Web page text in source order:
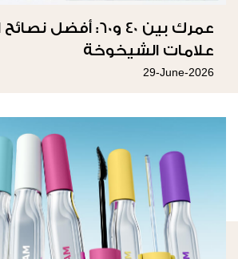
عمرك بين 40 و60: أفضل
علامات الشيخوخة
29-June-2026